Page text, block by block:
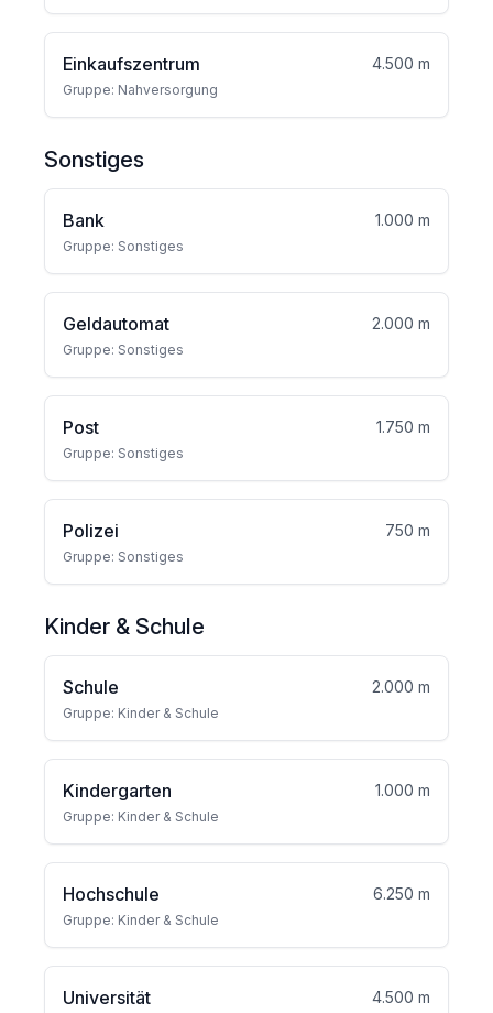
Einkaufszentrum 4.500 m
Gruppe: Nahversorgung
Sonstiges
Bank 1.000 m
Gruppe: Sonstiges
Geldautomat 2.000 m
Gruppe: Sonstiges
Post 1.750 m
Gruppe: Sonstiges
Polizei 750 m
Gruppe: Sonstiges
Kinder & Schule
Schule 2.000 m
Gruppe: Kinder & Schule
Kindergarten 1.000 m
Gruppe: Kinder & Schule
Hochschule 6.250 m
Gruppe: Kinder & Schule
Universität 4.500 m